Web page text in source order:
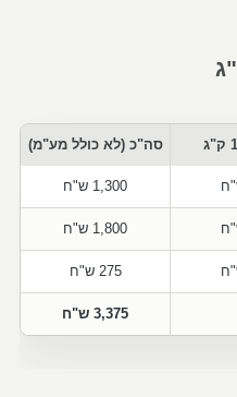
סה"כ (לא כולל מע"מ)
1,300 ש"ח
1,800 ש"ח
275 ש"ח
3,375 ש"ח